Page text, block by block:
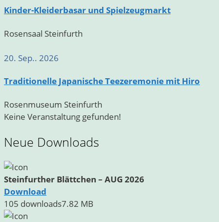
Kinder-Kleiderbasar und Spielzeugmarkt
Rosensaal Steinfurth
20. Sep.. 2026
Traditionelle Japanische Teezeremonie mit Hiro
Rosenmuseum Steinfurth
Keine Veranstaltung gefunden!
Neue Downloads
Steinfurther Blättchen – AUG 2026
Download
105 downloads7.82 MB